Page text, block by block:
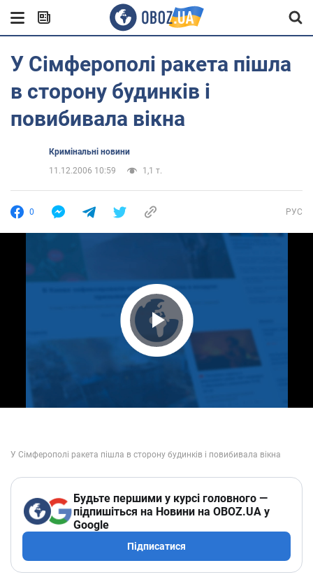
У Сімферополі ракета пішла
в сторону будинків і
повибивала вікна
Кримінальні новини
11.12.2006 10:59
1,1 т.
0 РУС
Play Video
Будьте першими у курсі головного —
підпишіться на Новини на OBOZ.UA у
Google
Підписатися